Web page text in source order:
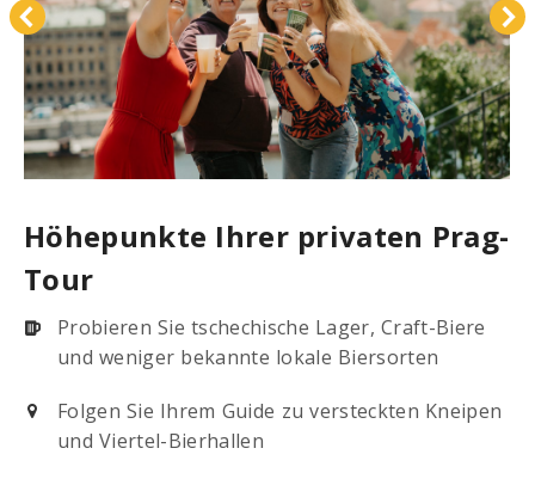
Höhepunkte Ihrer privaten Prag-
Tour
Probieren Sie tschechische Lager, Craft-Biere
und weniger bekannte lokale Biersorten
Folgen Sie Ihrem Guide zu versteckten Kneipen
und Viertel-Bierhallen